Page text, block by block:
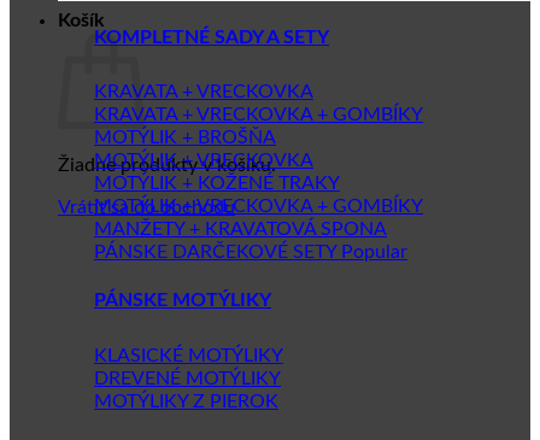
Košík
Žiadne produkty v košíku.
Vrátiť sa do obchodu
KOMPLETNÉ SADY A SETY
KRAVATA + VRECKOVKA
KRAVATA + VRECKOVKA + GOMBÍKY
MOTÝLIK + BROŠŇA
MOTÝLIK + VRECKOVKA
MOTÝLIK + KOŽENÉ TRAKY
MOTÝLIK + VRECKOVKA + GOMBÍKY
MANŽETY + KRAVATOVÁ SPONA
PÁNSKE DARČEKOVÉ SETY
PÁNSKE MOTÝLIKY
KLASICKÉ MOTÝLIKY
DREVENÉ MOTÝLIKY
MOTÝLIKY Z PIEROK